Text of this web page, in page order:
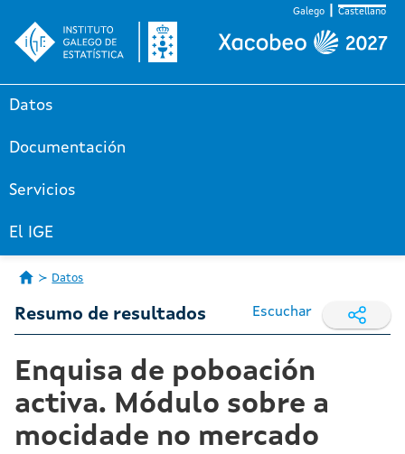
Galego Castellano
Datos
Documentación
Servicios
El IGE
Datos
Resumo de resultados Escuchar
Enquisa de poboación
activa. Módulo sobre a
mocidade no mercado